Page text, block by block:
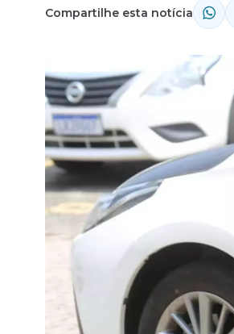
Compartilhe esta notícia